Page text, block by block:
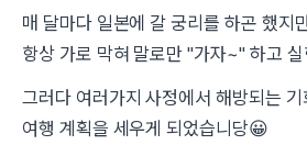
매 달마다 일본에 갈 궁리를 하곤 했지
항상 가로 막혀 말로만 "가자~" 하고
그러다 여러가지 사정에서 해방되는
여행 계획을 세우게 되었습니당😀